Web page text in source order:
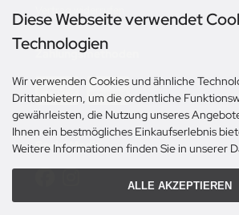
Vertrag widerrufen
Zahlungsmethoden
Social Media
Diese Webseite verwendet
Technologien
Wir verwenden Cookies und ähnliche
Drittanbietern, um die ordentliche
gewährleisten, die Nutzung unseres
Ihnen ein bestmögliches Einkaufserlebnis
Weitere Informationen finden Sie in unserer
ALLE AKZEPTIEREN